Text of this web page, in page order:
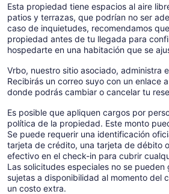
Esta propiedad tiene espacios al aire
patios y terrazas, que podrían no ser
caso de inquietudes, recomendamos
propiedad antes de tu llegada para
hospedarte en una habitación que se
Vrbo, nuestro sitio asociado, administra
Recibirás un correo suyo con un enlace
donde podrás cambiar o cancelar tu
Es posible que apliquen cargos por
política de la propiedad. Este monto
Se puede requerir una identificación
tarjeta de crédito, una tarjeta de débito
efectivo en el check-in para cubrir
Las solicitudes especiales no se pueden
sujetas a disponibilidad al momento del
un costo extra.